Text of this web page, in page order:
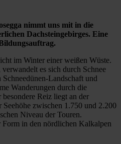
nimmt uns mit in die
Dachsteingebirges. Eine
im Winter einer weißen Wüste.
es sich durch Schnee
Landschaft und
Wanderungen durch die
Reiz liegt an der
zwischen 1.750 und 2.200
Niveau der Touren.
in den nördlichen Kalkalpen